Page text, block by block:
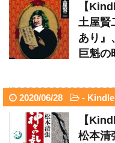
【
土屋賢
あり』
巨魁の
2020/06/28 -
【
松本清